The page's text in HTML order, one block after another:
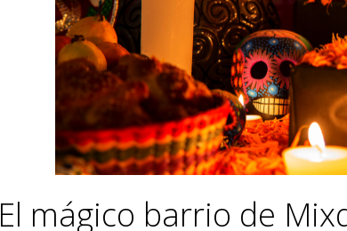
El mágico barrio de